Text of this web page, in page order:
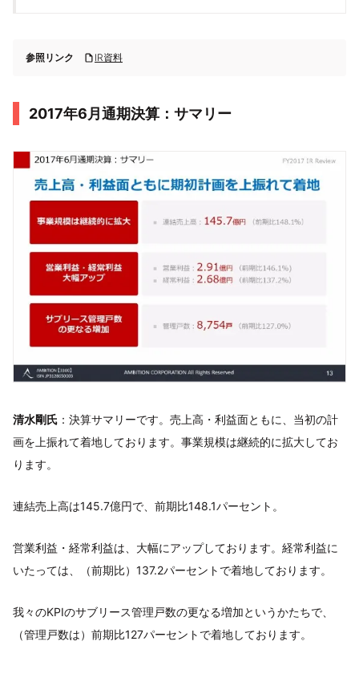
参照リンク IR資料
2017年6月通期決算：サマリー
清水剛氏 ：決算サマリーです。売上高・利益面ともに、当初の計
画を上振れて着地しております。事業規模は継続的に拡大してお
ります。
連結売上高は145.7億円で、前期比148.1パーセント。
営業利益・経常利益は、大幅にアップしております。経常利益に
いたっては、（前期比）137.2パーセントで着地しております。
我々のKPIのサブリース管理戸数の更なる増加というかたちで、
（管理戸数は）前期比127パーセントで着地しております。